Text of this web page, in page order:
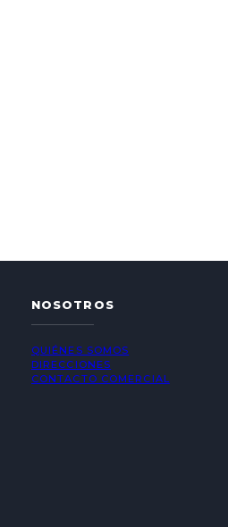
NOSOTROS
QUIÉNES SOMOS
DIRECCIONES
CONTACTO COMERCIAL